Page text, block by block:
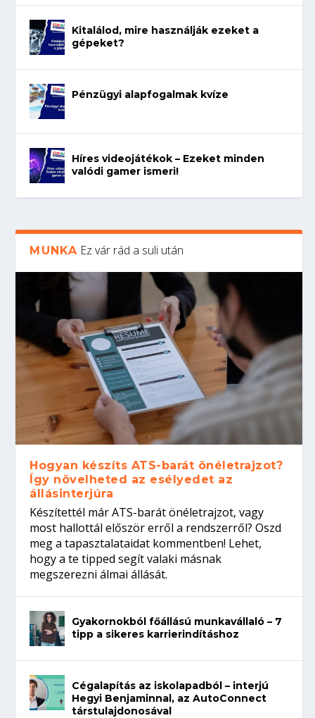
Kitalálod, mire használják ezeket a
gépeket?
Pénzügyi alapfogalmak kvíze
Híres videojátékok – Ezeket minden
valódi gamer ismeri!
MUNKA Ez vár rád a suli után
Hogyan készíts ATS-barát önéletrajzot?
Így növelheted az esélyedet az
állásinterjúra
Készítettél már ATS-barát önéletrajzot, vagy
most hallottál először erről a rendszerről? Oszd
meg a tapasztalataidat kommentben! Lehet,
hogy a te tipped segít valaki másnak
megszerezni álmai állását.
Gyakornokból főállású munkavállaló – 7
tipp a sikeres karrierindításhoz
Cégalapítás az iskolapadból – interjú
Hegyi Benjaminnal, az AutoConnect
társtulajdonosával